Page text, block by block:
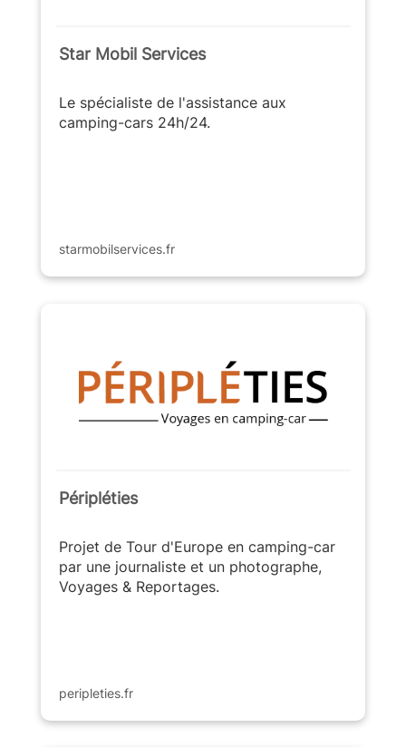
starmobilservices.fr
Star Mobil Services
Le spécialiste de l'assistance aux
camping-cars 24h/24.
peripleties.fr
Péripléties
Projet de Tour d'Europe en camping-car
par une journaliste et un photographe,
Voyages & Reportages.